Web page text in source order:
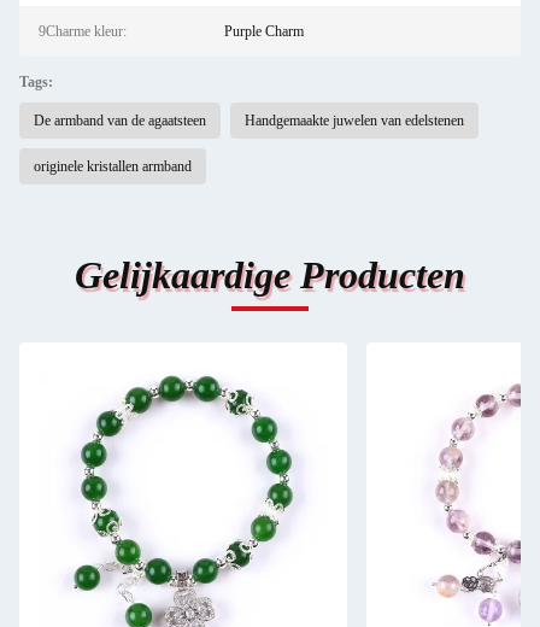
9Charme kleur: Purple Charm
Tags:
De armband van de agaatsteen Handgemaakte juwelen van edelstenen
originele kristallen armband
Gelijkaardige Producten